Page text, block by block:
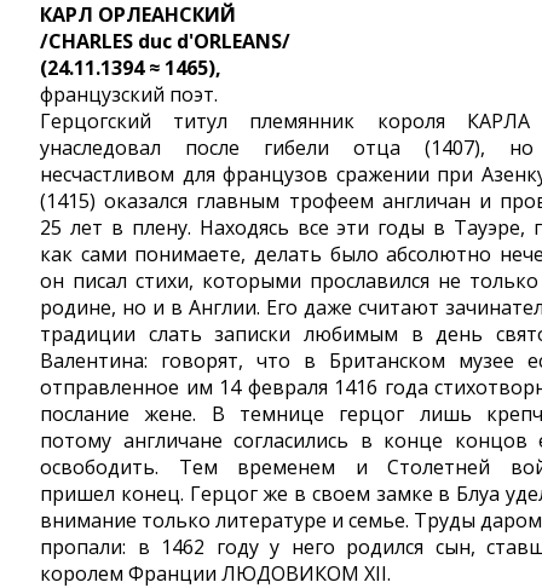
КАРЛ ОРЛЕАНСКИЙ
/CHARLES duc d'ORLEANS/
(24.11.1394 ≈ 1465),
французский поэт.
Герцогский титул племянник короля
унаследовал после гибели отца (1407),
несчастливом для французов сражении при
(1415) оказался главным трофеем англичан и
25 лет в плену. Находясь все эти годы в Тауэре,
как сами понимаете, делать было абсолютно
он писал стихи, которыми прославился не
родине, но и в Англии. Его даже считают
традиции слать записки любимым в день
Валентина: говорят, что в Британском музее
отправленное им 14 февраля 1416 года
послание жене. В темнице герцог лишь
потому англичане согласились в конце концов
освободить. Тем временем и Столетней
пришел конец. Герцог же в своем замке в Блуа
внимание только литературе и семье. Труды
пропали: в 1462 году у него родился сын,
королем Франции ЛЮДОВИКОМ XII.